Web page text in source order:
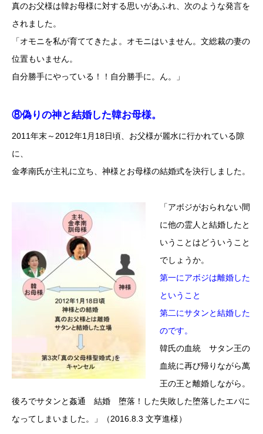
真のお父様は韓お母様に対する思いがあふれ、次のような発言を
されました。
「オモニを私が育ててきたよ。オモニはいません。文総裁の妻の
位置もいません。
自分勝手にやっている！！自分勝手に。ん。」
⑧偽りの神と結婚した韓お母様。
2011年末～2012年1月18日頃、お父様が麗水に行かれている隙
に、
金孝南氏が主礼に立ち、神様とお母様の結婚式を決行しました。
「アボジがおられない間
に他の霊人と結婚したと
いうことはどういうこと
でしょうか。
第一にアボジは離婚した
ということ
第二にサタンと結婚した
のです。
韓氏の血統 サタン王の
血統に再び帰りながら萬
王の王と離婚しながら。
後ろでサタンと姦通 結婚 堕落！した失敗した堕落したエバに
なってしまいました。」（2016.8.3 文亨進様）